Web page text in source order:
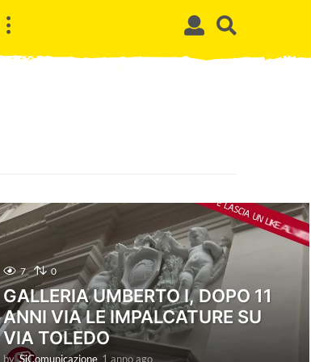
7 0
GALLERIA UMBERTO I, DOPO 11
ANNI VIA LE IMPALCATURE SU
VIA TOLEDO
by SiComunicazione 1 anno ago1